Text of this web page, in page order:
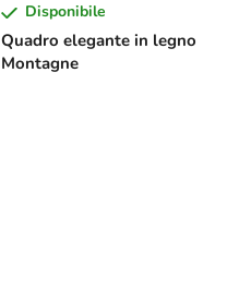
Quadro elegante in legno
Montagne
Disponibile